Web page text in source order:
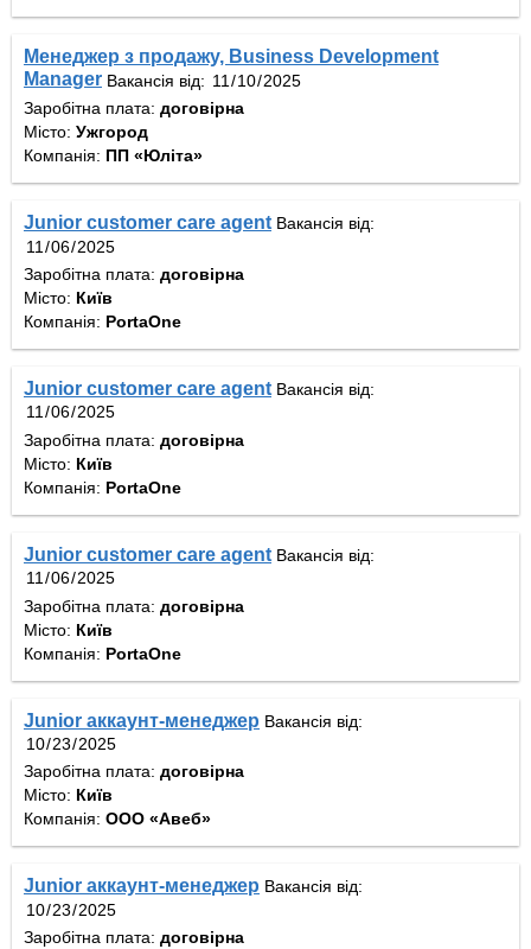
Менеджер з продажу, Business Development
Manager Вакансія від:
Заробітна плата: договірна
Місто: Ужгород
Компанія: ПП «Юліта»
Junior customer care agent Вакансія від:
Заробітна плата: договірна
Місто: Київ
Компанія: PortaOne
Junior customer care agent Вакансія від:
Заробітна плата: договірна
Місто: Київ
Компанія: PortaOne
Junior customer care agent Вакансія від:
Заробітна плата: договірна
Місто: Київ
Компанія: PortaOne
Junior аккаунт-менеджер Вакансія від:
Заробітна плата: договірна
Місто: Київ
Компанія: ООО «Авеб»
Junior аккаунт-менеджер Вакансія від:
Заробітна плата: договірна